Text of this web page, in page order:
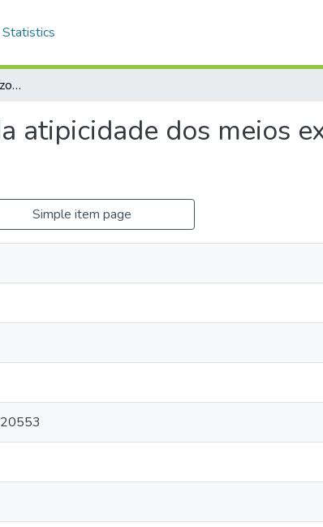
Statistics
A Fazenda Pública em juízo: da atipicidade dos meios executivos à teoria da reserva do possível.
atipicidade dos meios
Simple item page